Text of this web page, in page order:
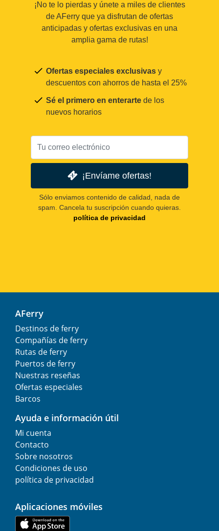
¡No te lo pierdas y únete a miles de clientes
de AFerry que ya disfrutan de ofertas
anticipadas y ofertas exclusivas en una
amplia gama de rutas!
Ofertas especiales exclusivas y
descuentos con ahorros de hasta el 25%
Sé el primero en enterarte de los
nuevos horarios
¡Envíame ofertas!
Sólo enviamos contenido de calidad, nada de
spam. Cancela tu suscripción cuando quieras.
política de privacidad
AFerry
Destinos de ferry
Compañías de ferry
Rutas de ferry
Puertos de ferry
Nuestras reseñas
Ofertas especiales
Barcos
Ayuda e información útil
Mi cuenta
Contacto
Sobre nosotros
Condiciones de uso
política de privacidad
Aplicaciones móviles